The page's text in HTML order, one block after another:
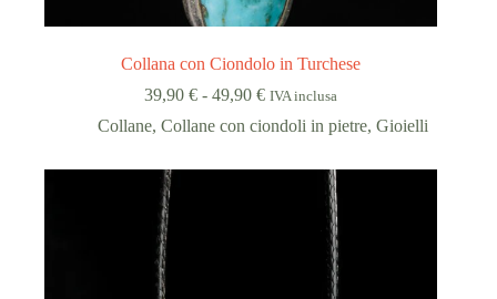
Collana con Ciondolo in Turchese
39,90€ - 49,90€Fascia
prezzo:
39,90 €
IVA inclusa
Collane,Collane con ciondoli in pietre,Gioielli